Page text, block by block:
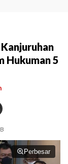
Hukuman 5
Perbesar